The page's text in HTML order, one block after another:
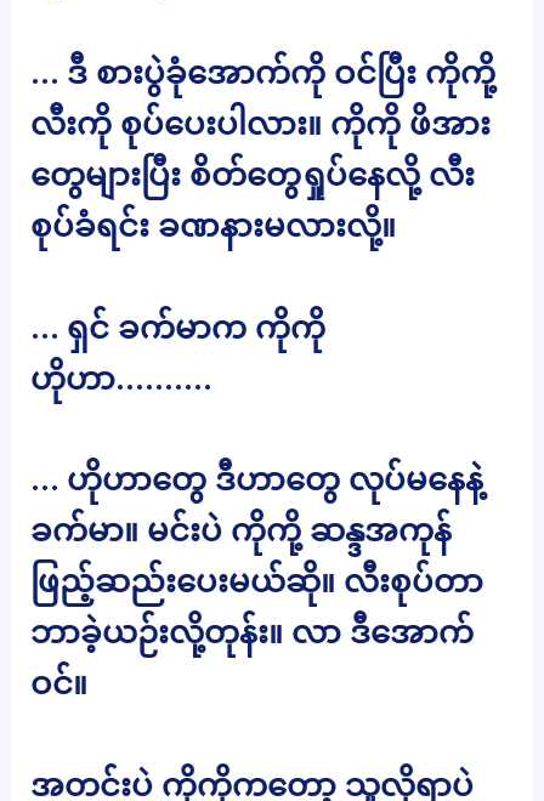
… ဒီ စားပွဲခုံအောက်ကို ဝင်ပြီး ကိုကို့
လီးကို စုပ်ပေးပါလား။ ကိုကို ဖိအား
တွေများပြီး စိတ်တွေရှုပ်နေလို့ လီး
စုပ်ခံရင်း ခဏနားမလားလို့။
… ရှင် ခက်မာက ကိုကို
ဟိုဟာ……….
… ဟိုဟာတွေ ဒီဟာတွေ လုပ်မနေနဲ့
ခက်မာ။ မင်းပဲ ကိုကို့ ဆန္ဒအကုန်
ဖြည့်ဆည်းပေးမယ်ဆို။ လီးစုပ်တာ
ဘာခဲ့ယဉ်းလို့တုန်း။ လာ ဒီအောက်
ဝင်။
အတင်းပဲ ကိုကိုကတော့ သူလိုရာပဲ